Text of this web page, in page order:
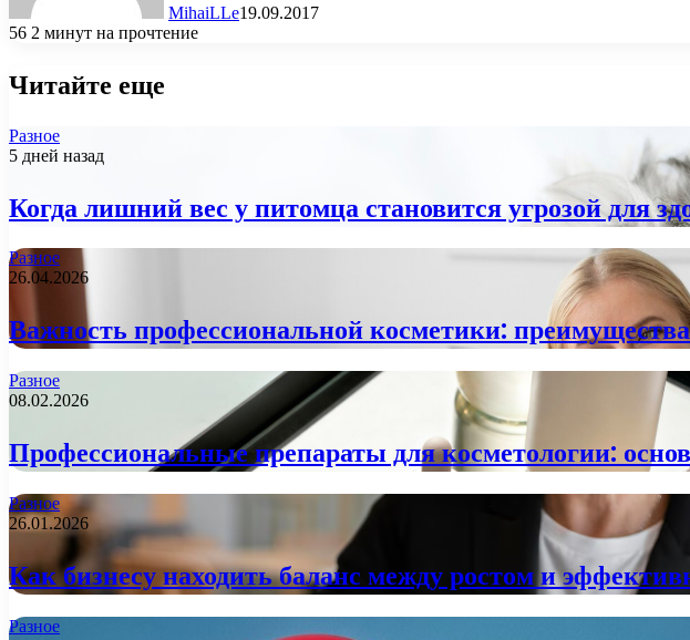
MihaiLLe19.09.2017
56 2 минут на прочтение
Читайте еще
Разное
5 дней назад
Когда лишний вес у питомца становится угрозой для
Разное
26.04.2026
Важность профессиональной косметики:
Разное
08.02.2026
Профессиональные препараты для косметологии:
Разное
26.01.2026
Как бизнесу находить баланс между ростом и
Разное